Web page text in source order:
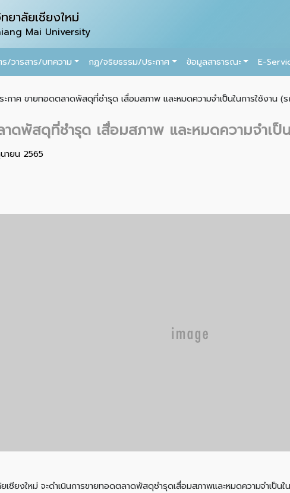
าลัยเชียงใหม่
Mai University
/วารสาร/บทความ กฏ/จริยธรรม/ประกาศ ข้อมูลสาธารณะ E-
ะกาศ ขายทอดตลาดพัสดุที่ชำรุด เสื่อมสภาพ และหมดความจำเป็นในการใช้งาน
ดพัสดุที่ชำรุด เสื่อมสภาพ และหมดความจำเป็
ายน 2565
ชียงใหม่ จะดำเนินการขายทอดตลาดพัสดุชำรุดเสื่อมสภาพและหมดความจำเป็นใ